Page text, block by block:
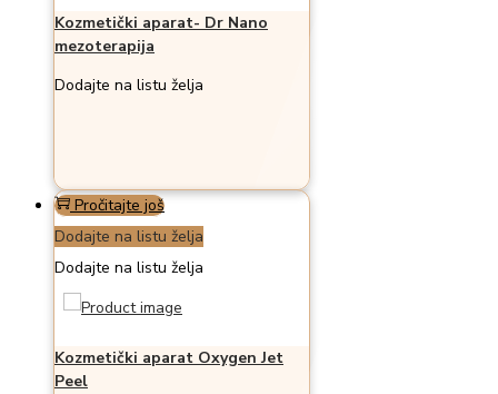
Kozmetički aparat- Dr Nano
mezoterapija
Dodajte na listu želja
Pročitajte još
Dodajte na listu želja
Dodajte na listu želja
Kozmetički aparat Oxygen Jet
Peel